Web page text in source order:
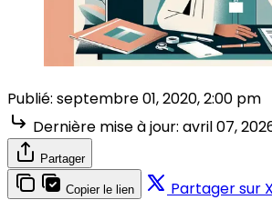
Publié: septembre 01, 2020, 2:00 pm
Dernière mise à jour: avril 07,
Partager
Copier le lien Partager sur X